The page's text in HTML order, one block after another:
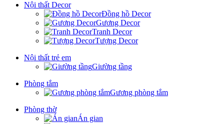
Nội thất Decor
Đồng hồ Decor
Gương Decor
Tranh Decor
Tượng Decor
Nội thất trẻ em
Giường tầng
Phòng tắm
Gương phòng tắm
Phòng thờ
Án gian